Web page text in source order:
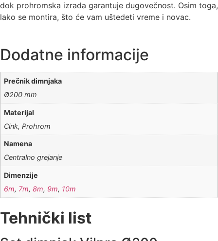
dok prohromska izrada garantuje dugovečnost. Osim toga,
lako se montira, što će vam uštedeti vreme i novac.
Dodatne informacije
Prečnik dimnjaka
Ø200 mm
Materijal
Cink, Prohrom
Namena
Centralno grejanje
Dimenzije
6m, 7m,8m, 9m, 10m
Tehnički list